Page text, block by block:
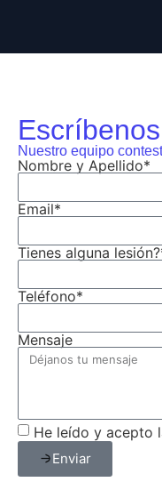
Escríbenos
Nuestro equipo
Nombre y Apellido*
Email*
Tienes alguna
Teléfono*
Mensaje
He leído y acepto
Enviar